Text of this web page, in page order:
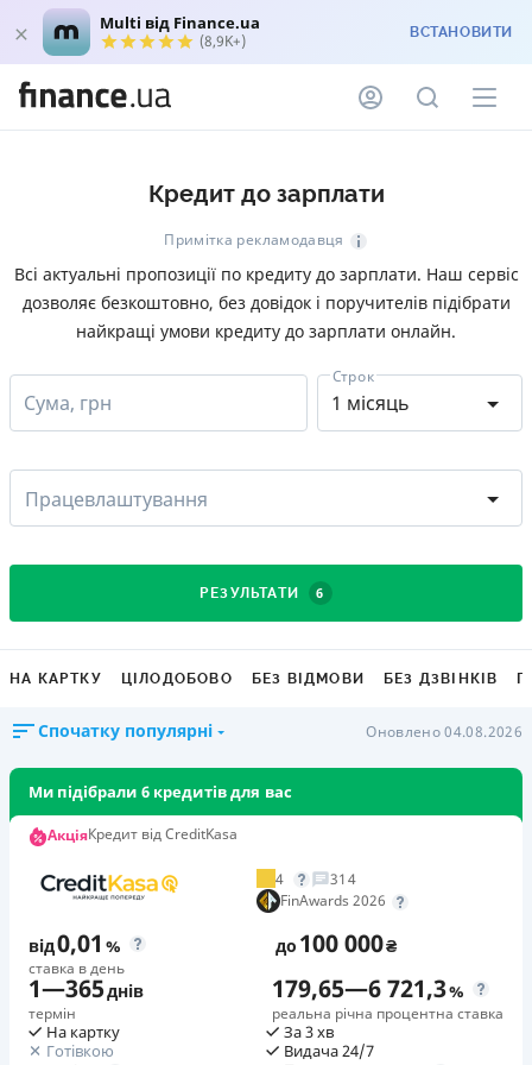
Multi від Finance.ua
(8,9K+) ВСТАНОВИТИ
Кредит до зарплати
Примітка рекламодавця
Всі актуальні пропозиції по кредиту до зарплати. Наш сервіс
дозволяє безкоштовно, без довідок і поручителів підібрати
найкращі умови кредиту до зарплати онлайн.
Сума, грн 1 місяць
Строк
Працевлаштування
РЕЗУЛЬТАТИ 6
НА КАРТКУ ЦІЛОДОБОВО БЕЗ ВІДМОВИ БЕЗ ДЗВІНКІВ
Спочатку популярні Оновлено 04.08.2026
Ми підібрали 6 кредитів для вас
АкціяКредит від CreditKasa
4
314
FinAwards 2026
від0,01 %
ставка в день
до 100 000₴
1—365днів
термін
179,65—6 721,3%
реальна річна процентна ставка
На картку
Готівкою
За 3 хв
Видача 24/7